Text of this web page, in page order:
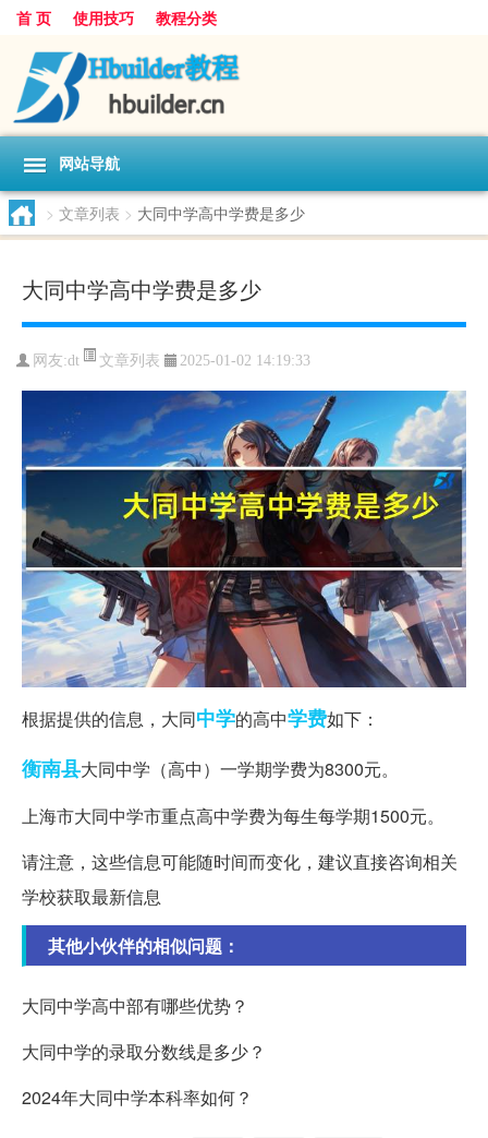
首 页 使用技巧 教程分类
网站导航
> 文章列表 > 大同中学高中学费是多少
大同中学高中学费是多少
网友:dt 文章列表 2025-01-02 14:19:33
根据提供的信息，大同中学的高中学费如下：
衡南县大同中学（高中）一学期学费为8300元。
上海市大同中学市重点高中学费为每生每学期1500元。
请注意，这些信息可能随时间而变化，建议直接咨询相关
学校获取最新信息
其他小伙伴的相似问题：
大同中学高中部有哪些优势？
大同中学的录取分数线是多少？
2024年大同中学本科率如何？